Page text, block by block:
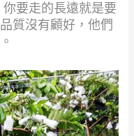
要走的長遠就是要
質沒有顧好，他們